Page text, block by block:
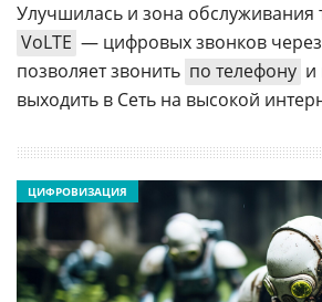
Улучшилась и зона обслуживания
VoLTE — цифровых звонков
позволяет звонить по телефону и
выходить в Сеть на высокой
ЦИФРОВИЗАЦИЯ